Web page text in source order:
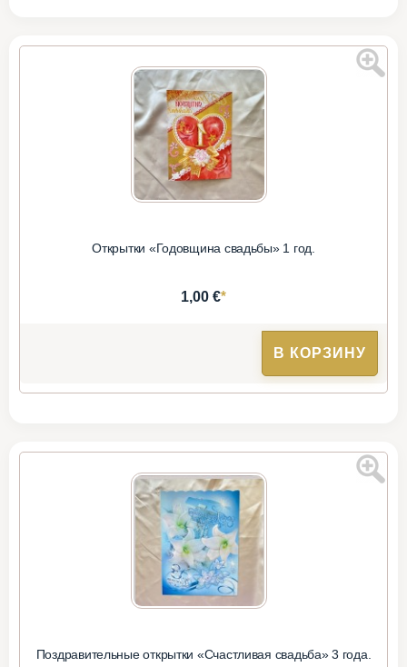
Открытки «Годовщина свадьбы» 1 год.
1,00 €*
В КОРЗИНУ
Поздравительные открытки «Счастливая свадьба» 3 года.